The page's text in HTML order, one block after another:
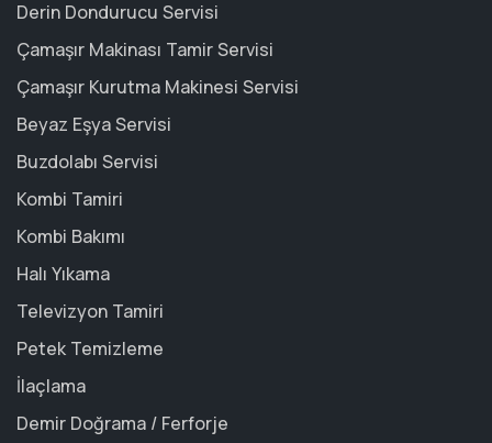
Derin Dondurucu Servisi
Çamaşır Makinası Tamir Servisi
Çamaşır Kurutma Makinesi Servisi
Beyaz Eşya Servisi
Buzdolabı Servisi
Kombi Tamiri
Kombi Bakımı
Halı Yıkama
Televizyon Tamiri
Petek Temizleme
İlaçlama
Demir Doğrama / Ferforje